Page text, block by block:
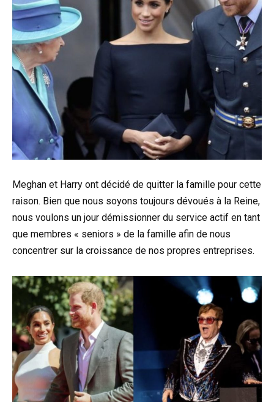
Meghan et Harry ont décidé de quitter la famille pour cette
raison. Bien que nous soyons toujours dévoués à la Reine,
nous voulons un jour démissionner du service actif en tant
que membres « seniors » de la famille afin de nous
concentrer sur la croissance de nos propres entreprises.